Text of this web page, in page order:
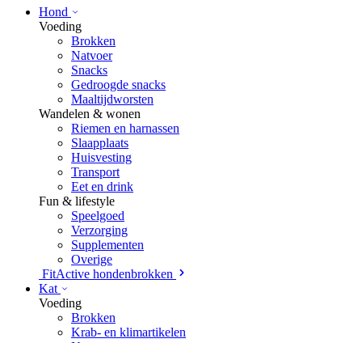
Hond
Voeding
Brokken
Natvoer
Snacks
Gedroogde snacks
Maaltijdworsten
Wandelen & wonen
Riemen en harnassen
Slaapplaats
Huisvesting
Transport
Eet en drink
Fun & lifestyle
Speelgoed
Verzorging
Supplementen
Overige
FitActive hondenbrokken
Kat
Voeding
Brokken
Krab- en klimartikelen